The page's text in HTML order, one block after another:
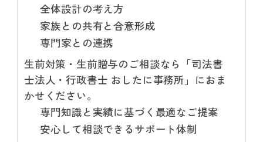
全体設計の考え方
家族との共有と合意形成
専門家との連携
生前対策・生前贈与のご相談なら「司法書
士法人・行政書士 おしたに事務所」におま
かせください。
専門知識と実績に基づく最適なご提案
安心して相談できるサポート体制